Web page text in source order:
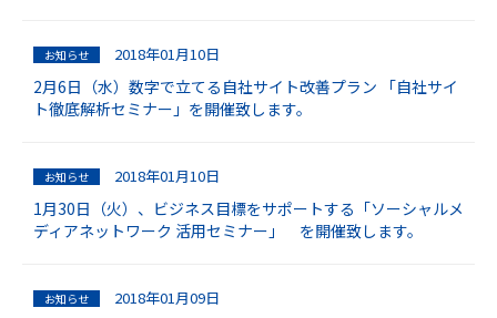
お知らせ 2018年01月10日
2月6日（水）数字で立てる自社サイト改善プラン 「自社サイ
ト徹底解析セミナー」を開催致します。
お知らせ 2018年01月10日
1月30日（火）、ビジネス目標をサポートする「ソーシャルメ
ディアネットワーク 活用セミナー」 を開催致します。
お知らせ 2018年01月09日